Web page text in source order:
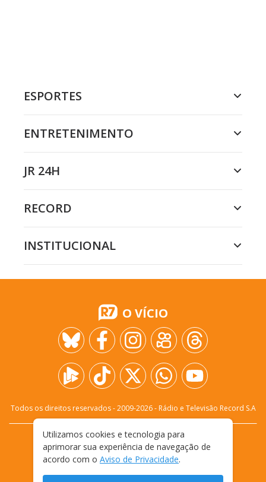
ESPORTES
ENTRETENIMENTO
JR 24H
RECORD
INSTITUCIONAL
O VÍCIO
Todos os direitos reservados - 2009-2026- Rádio e Televisão Record S.A
FALE CONOSCO
PRIVACIDADE
TERMOS E CONDIÇÕES DE USO
Utilizamos cookies e tecnologia para
aprimorar sua experiência de navegação de
acordo com o Aviso de Privacidade.